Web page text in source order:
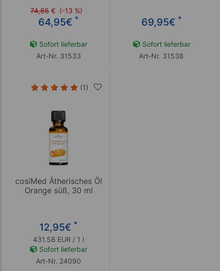
74,85 € (-13 %)
64,95€ *
Sofort lieferbar
Art-Nr. 31533
69,95€ *
Sofort lieferbar
Art-Nr. 31538
(1)
cosiMed Ätherisches Öl
Orange süß, 30 ml
12,95€ *
431.58 EUR / 1 l
Sofort lieferbar
Art-Nr. 24090